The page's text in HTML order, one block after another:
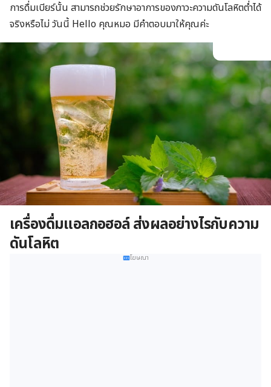
การดื่มเบียร์นั้น สามารถช่วยรักษาอาการของภาวะความดันโลหิตต่ำได้
จริงหรือไม่ วันนี้ Hello คุณหมอ มีคำตอบมาให้คุณค่ะ
เครื่องดื่มแอลกอฮอล์ ส่งผลอย่างไรกับความ
ดันโลหิต
โฆษณา